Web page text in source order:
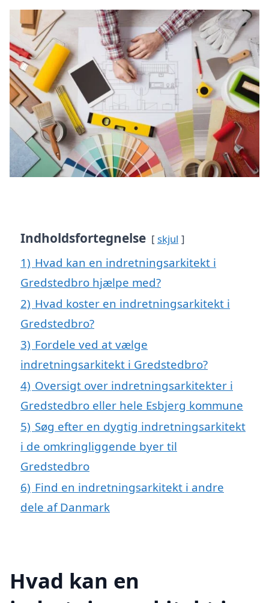
Indholdsfortegnelse skjul
1) Hvad kan en indretningsarkitekt i
Gredstedbro hjælpe med?
2) Hvad koster en indretningsarkitekt i
Gredstedbro?
3) Fordele ved at vælge
indretningsarkitekt i Gredstedbro?
4) Oversigt over indretningsarkitekter i
Gredstedbro eller hele Esbjerg kommune
5) Søg efter en dygtig indretningsarkitekt
i de omkringliggende byer til
Gredstedbro
6) Find en indretningsarkitekt i andre
dele af Danmark
Hvad kan en